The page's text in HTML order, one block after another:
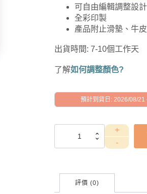
可自由編輯調整設計
全彩印製
產品附止滑墊、牛
出貨時間: 7-10個工作天
了解如何調整顏色?
預計到貨日: 2026/08/21
GAD1010132
評價 (0)